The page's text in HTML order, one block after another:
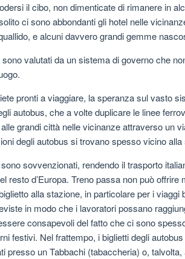
il cibo, non dimenticate di rimanere in
ci sono abbondanti gli hotel nelle
e alcuni davvero grandi gemme
valutati da un sistema di governo che
pronti a viaggiare, la speranza sul vasto
autobus, che a volte duplicare le linee
grandi città nelle vicinanze attraverso un
degli autobus si trovano spesso vicino
sovvenzionati, rendendo il trasporto
resto d’Europa. Treno passa non può
alla stazione, in particolare per i
in modo che i lavoratori possano
consapevoli del fatto che ci sono
festivi. Nel frattempo, i biglietti degli
presso un Tabbachi (tabaccheria) o, talvolta,